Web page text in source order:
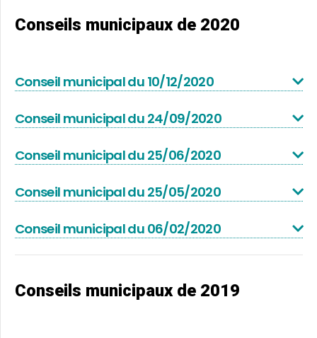
Conseils municipaux de 2020
Conseil municipal du 10/12/2020
Conseil municipal du 24/09/2020
Conseil municipal du 25/06/2020
Conseil municipal du 25/05/2020
Conseil municipal du 06/02/2020
Conseils municipaux de 2019